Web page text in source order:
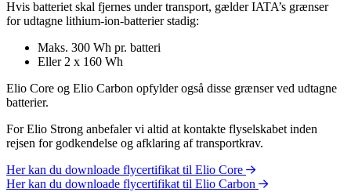
Hvis batteriet skal fjernes under transport, gælder IATA’s grænser
for udtagne lithium-ion-batterier stadig:
Maks. 300 Wh pr. batteri
Eller 2 x 160 Wh
Elio Core og Elio Carbon opfylder også disse grænser ved udtagne
batterier.
For Elio Strong anbefaler vi altid at kontakte flyselskabet inden
rejsen for godkendelse og afklaring af transportkrav.
Her kan du downloade flycertifikat til Elio Core
Her kan du downloade flycertifikat til Elio Carbon